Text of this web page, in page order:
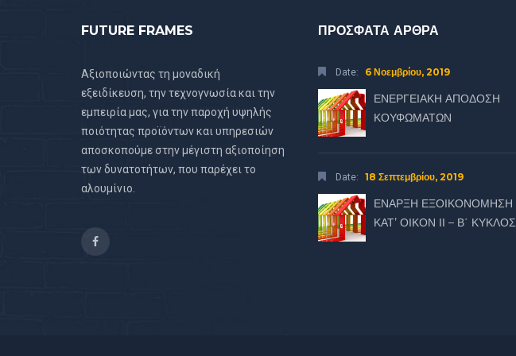
FUTURE FRAMES
Αξιοποιώντας τη μοναδική
εξειδίκευση, την τεχνογνωσία και την
εμπειρία μας, για την παροχή υψηλής
ποιότητας προϊόντων και υπηρεσιών
αποσκοπούμε στην μέγιστη αξιοποίηση
των δυνατοτήτων, που παρέχει το
αλουμίνιο.
ΠΡΟΣΦΑΤΑ ΑΡΘΡΑ
Date: 6 Νοεμβρίου, 2019
ΕΝΕΡΓΕΙΑΚΗ ΑΠΟΔΟΣΗ
ΚΟΥΦΩΜΑΤΩΝ
Date: 18 Σεπτεμβρίου, 2019
ΕΝΑΡΞΗ ΕΞΟΙΚΟΝΟΜΗΣΗ
ΚΑΤ’ ΟΙΚΟΝ ΙΙ – Β΄ ΚΥΚΛΟΣ